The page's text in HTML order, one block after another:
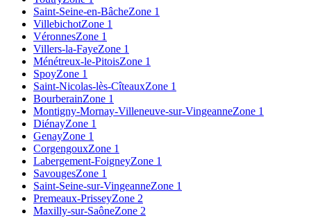
Saint-Seine-en-BâcheZone 1
VillebichotZone 1
VéronnesZone 1
Villers-la-FayeZone 1
Ménétreux-le-PitoisZone 1
SpoyZone 1
Saint-Nicolas-lès-CîteauxZone 1
BourberainZone 1
Montigny-Mornay-Villeneuve-sur-VingeanneZone 1
DiénayZone 1
GenayZone 1
CorgengouxZone 1
Labergement-FoigneyZone 1
SavougesZone 1
Saint-Seine-sur-VingeanneZone 1
Premeaux-PrisseyZone 2
Maxilly-sur-SaôneZone 2